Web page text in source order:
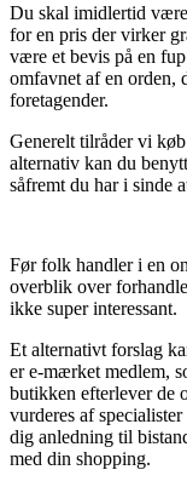
Du skal imidlertid
for en pris der virker
være et bevis på en
omfavnet af en orden,
foretagender.
Generelt tilråder vi
alternativ kan du
såfremt du har i sinde
Før folk handler i en
overblik over
ikke super interessant.
Et alternativt forslag
er e-mærket medlem,
butikken efterlever de
vurderes af
dig anledning til
med din shopping.